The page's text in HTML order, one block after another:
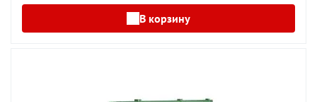
В корзину